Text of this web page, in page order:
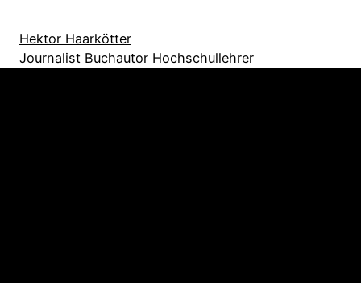
Hektor Haarkötter
Journalist Buchautor Hochschullehrer